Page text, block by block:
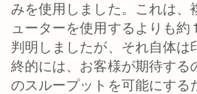
みを使用しました。これは、
ューターを使用するよりも約
判明しましたが、それ自体は
終的には、お客様が期待する
のスループットを可能にする